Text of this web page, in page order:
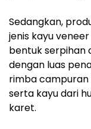
Sedangkan,
jenis kayu
bentuk serpihan
dengan luas
rimba campuran
serta kayu dari
karet.